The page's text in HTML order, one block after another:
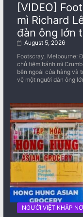
[VIDEO]
mì Richard
đàn ông lớn
August 5, 2026
Footscray, Melbourne:
chủ tiệm bánh mì
bên ngoài cửa hàng và
vệ một người đàn ông
NGƯỜI VIỆT KHẮP